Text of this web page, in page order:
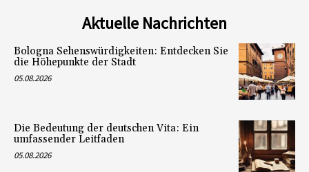
Aktuelle Nachrichten
Bologna Sehenswürdigkeiten: Entdecken Sie
die Höhepunkte der Stadt
05.08.2026
Die Bedeutung der deutschen Vita: Ein
umfassender Leitfaden
05.08.2026